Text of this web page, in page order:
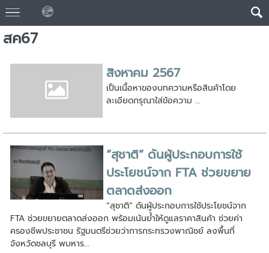
สค67
สิงหาคม 2567
เป็นเนื้อหาของบทความหรือสินค้าโดย
ละเอียดกรุณาใส่ข้อความ …
“สุชาติ” ดันผู้ประกอบการใช้
ประโยชน์จาก FTA ช่วยขยาย
ตลาดส่งออก
“สุชาติ” ดันผู้ประกอบการใช้ประโยชน์จาก
FTA ช่วยขยายตลาดส่งออก พร้อมเน้นย้ำให้ดูแลราคาสินค้า ช่วยค่า
ครองชีพประชาชน รัฐมนตรีช่วยว่าการกระทรวงพาณิชย์ ลงพื้นที่
จังหวัดชลบุรี พบหาร...